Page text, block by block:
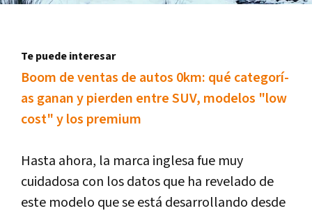
Te puede interesar
Boom de ventas de autos 0km: qué categorí­
as ganan y pierden entre SUV, modelos "low
cost" y los premium
Hasta ahora, la marca inglesa fue muy
cuidadosa con los datos que ha revelado de
este modelo que se está desarrollando desde